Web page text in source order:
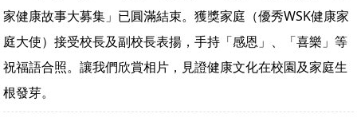
家健康故事大募集」已圓滿結束。獲獎家庭（優秀WSK健康家
庭大使）接受校長及副校長表揚，手持「感恩」、「喜樂」等
祝福語合照。讓我們欣賞相片，見證健康文化在校園及家庭生
根發芽。